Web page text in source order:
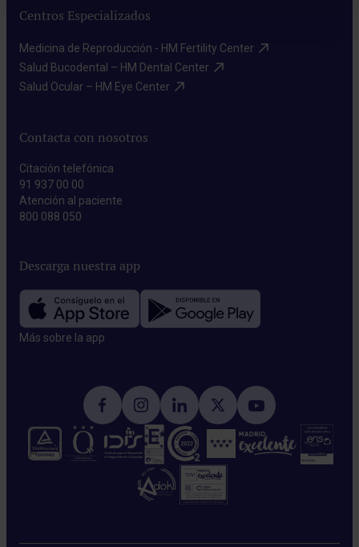
Centros Especializados
Medicina de Reproducción - HM Fertility Center​
Salud Bucodental – HM Dental Center​
Salud Ocular – HM Eye Center​
Contacta con nosotros
Citación telefónica
91 937 00 00
Atención al paciente
800 088 050
Descarga nuestra app
Más sobre la app​